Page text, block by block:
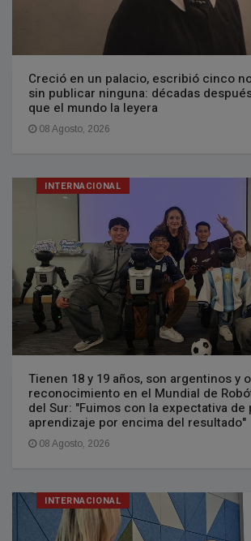
Creció en un palacio, escribió cinco
sin publicar ninguna: décadas
que el mundo la leyera
08 Agosto, 2026
INTERNACIONAL
Tienen 18 y 19 años, son argentinos y
reconocimiento en el Mundial de
del Sur: "Fuimos con la expectativa
aprendizaje por encima del resultado"
08 Agosto, 2026
INTERNACIONAL